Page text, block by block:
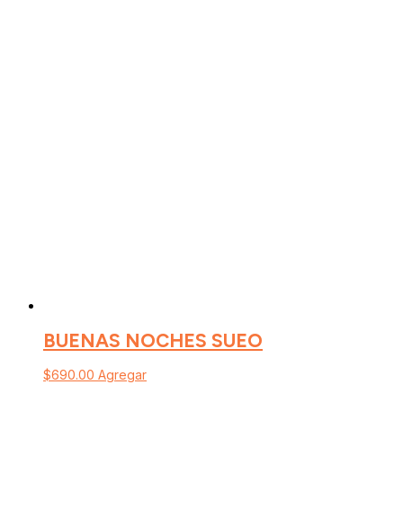
BUENAS NOCHES SUEO
$690.00 Agregar